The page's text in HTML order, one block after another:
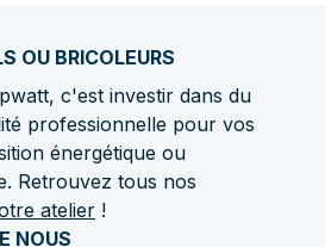
OU BRICOLEURS
c'est investir dans du
professionnelle pour vos
énergétique ou
Retrouvez tous nos
atelier !
NOUS